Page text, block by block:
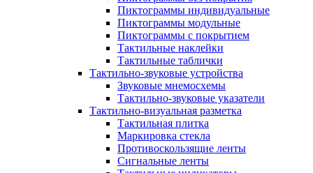
Пиктограммы индивидуальные
Пиктограммы модульные
Пиктограммы с покрытием
Тактильные наклейки
Тактильные таблички
Тактильно-звуковые устройства
Звуковые мнемосхемы
Тактильно-звуковые указатели
Тактильно-визуальная разметка
Тактильная плитка
Маркировка стекла
Противоскользящие ленты
Сигнальные ленты